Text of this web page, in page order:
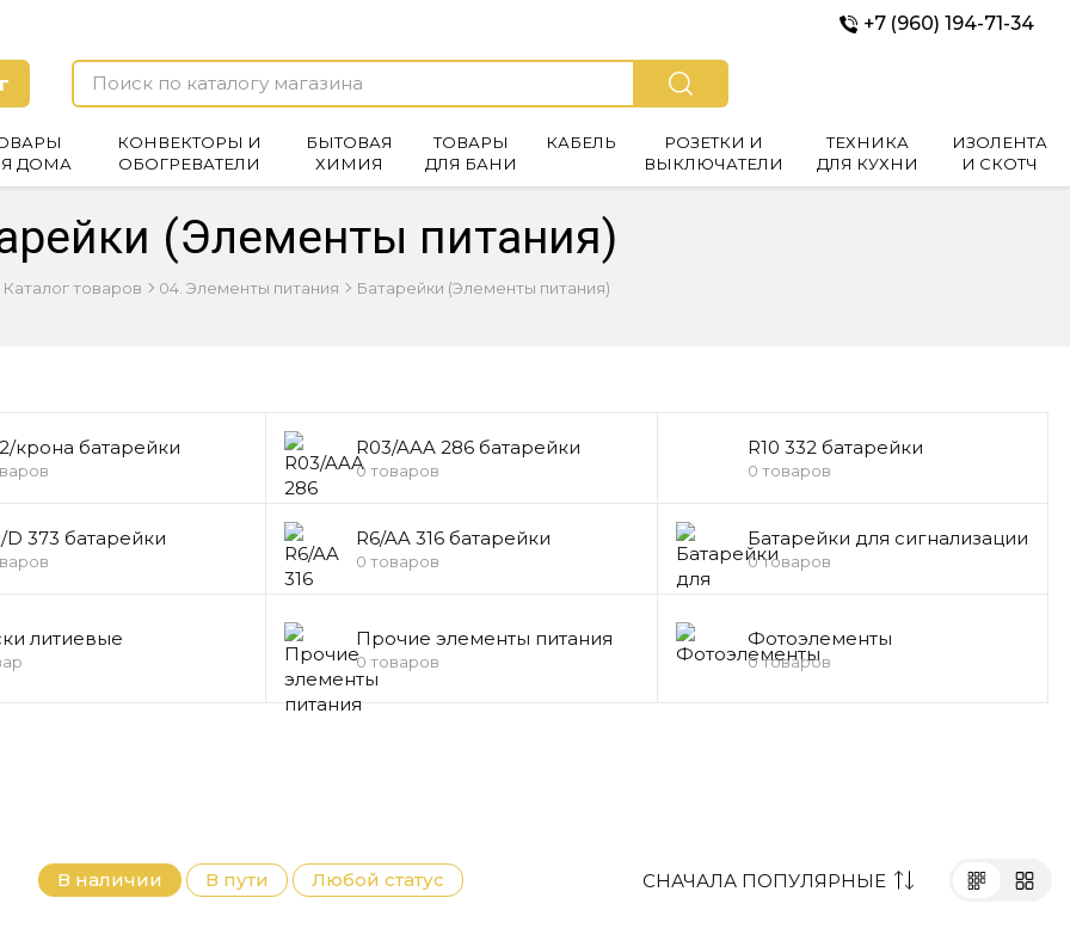
+7 (960) 194-71-34
ДОМА
КОНВЕКТОРЫ И
ОБОГРЕВАТЕЛИ
БЫТОВАЯ
ХИМИЯ
ТОВАРЫ
ДЛЯ БАНИ
КАБЕЛЬ
РОЗЕТКИ И
ВЫКЛЮЧАТЕЛИ
ТЕХНИКА
ДЛЯ КУХНИ
ИЗОЛЕНТА
И СКОТЧ
(Элементы питания)
Каталог товаров 04. Элементы питания Батарейки (Элементы питания)
крона батарейки R03/AAA 286 батарейки
0 товаров
R10 332 батарейки
0 товаров
D 373 батарейки R6/AA 316 батарейки
0 товаров
Батарейки для сигнализации
0 товаров
литиевые Прочие элементы питания
0 товаров
Фотоэлементы
0 товаров
В наличии В пути Любой статус СНАЧАЛА ПОПУЛЯРНЫЕ